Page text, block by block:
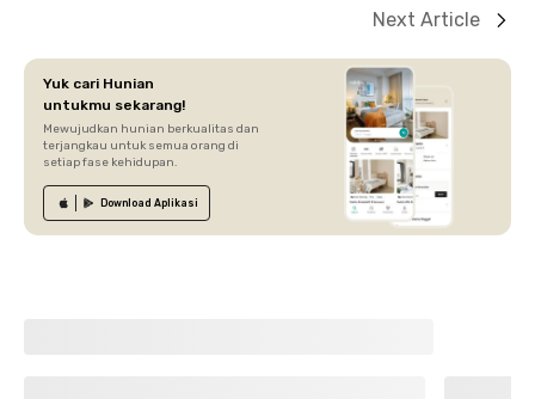
Next Article
Yuk cari Hunian
untukmu sekarang!
Mewujudkan hunian berkualitas dan
terjangkau untuk semua orang di
setiap fase kehidupan.
Download Aplikasi